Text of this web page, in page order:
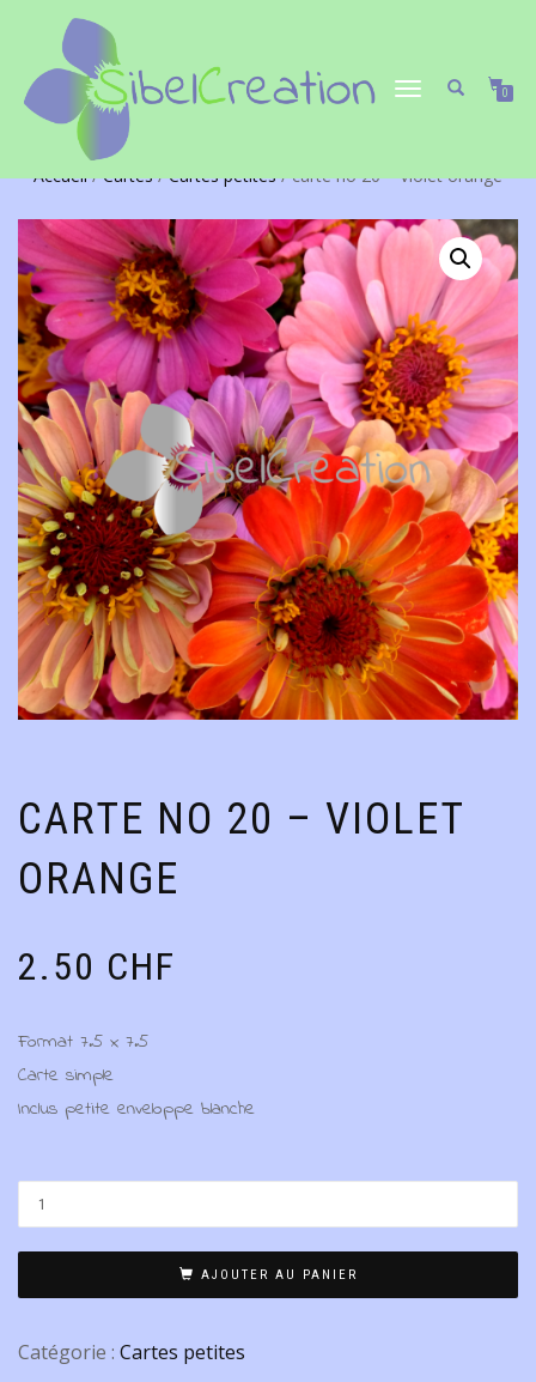
DÉPLIER/REPLIER
0
Accueil/Cartes/Cartes petites/ carte no 20 – Violet orange
CARTE NO 20 – VIOLET
ORANGE
2.50 CHF
Format 7.5 x 7.5
Carte simple
Inclus petite enveloppe blanche
AJOUTER AU PANIER
Catégorie : Cartes petites